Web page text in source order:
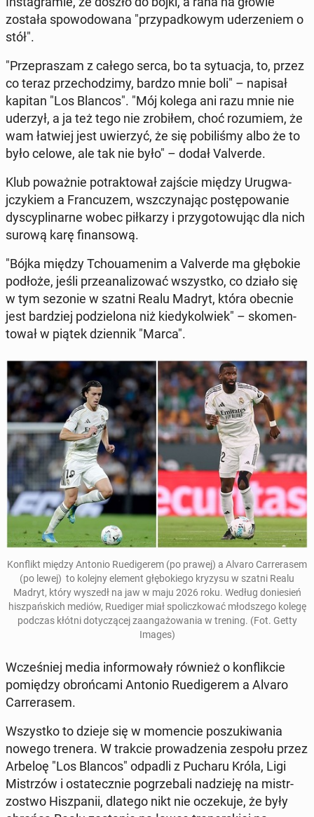
została spowodowana "przy­pad­kowym ud­erze­niem o
stół".
"Przepraszam z całego serca, bo ta sytu­ac­ja, to, przez
co teraz prze­chodz­imy, bardzo mnie boli" – napisał
kapitan "Los Blancos". "Mój kolega ani razu mnie nie
uderzył, a ja też tego nie zro­biłem, choć rozu­miem, że
wam łatwiej jest uwierzyć, że się po­bil­iśmy albo że to
było celowe, ale tak nie było" – dodał Valverde.
Klub poważnie po­trak­tował zajście między Urug­wa­
jczykiem a Fran­cuzem, wszczy­na­jąc postępowanie
dyscy­pli­narne wobec piłkarzy i przy­go­towu­jąc dla nich
surową karę fi­nan­sową.
"Bójka między Tchoua­menim a Valverde ma głębok­ie
podłoże, jeśli przeanal­i­zować wszys­tko, co działo się
w tym sezonie w szatni Realu Madryt, która obecnie
jest bardziej podzielona niż kiedykol­wiek" – sko­men­
tował w piątek dzi­en­nik "Marca".
Kon­flikt między Antonio Ruedi­gerem (po prawej) a Alvaro Car­rerasem
(po lewej) to kolejny element głębok­iego kryzysu w szatni Realu
Madryt, który wyszedł na jaw w maju 2026 roku. Według doniesień
hisz­pańs­kich mediów, Ruedi­ger miał spoliczkowaćmłod­szego kolegę
podczas kłótni doty­czącej zaan­gażowa­nia w trening. (Fot. Getty
Images)
Wcześniej media in­for­mowały również o kon­flik­cie
pomiędzy obroń­ca­mi Antonio Ruedi­gerem a Alvaro
Car­rerasem.
Wszys­tko to dzieje się w mo­men­cie poszuki­wa­nia
nowego trenera. W trakcie prowadzenia zespołu przez
Arbeloę "Los Blancos" odpadli z Pucharu Króla, Ligi
Mis­trzów i os­tate­cznie pogrze­bali nadzieję na mis­tr­
zost­wo Hisz­panii, dlatego nikt nie oczeku­je, że były